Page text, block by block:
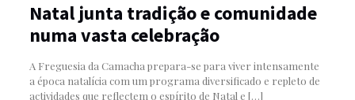
Natal junta tradição e comunidade
numa vasta celebração
A Freguesia da Camacha prepara-se para viver intensamente
a época natalícia com um programa diversificado e repleto de
actividades que reflectem o espírito de Natal e […]